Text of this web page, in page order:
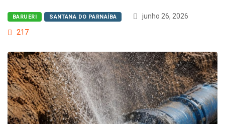
BARUERI SANTANA DO PARNAÍBA
junho 26, 2026
217